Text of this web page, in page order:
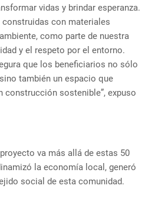
vidas y brindar esperanza.
construidas con materiales
como parte de nuestra
y el respeto por el entorno.
que los beneficiarios no sólo
también un espacio que
construcción sostenible”, expuso
va más allá de estas 50
la economía local, generó
social de esta comunidad.